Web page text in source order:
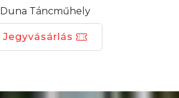
Duna Táncműhely
Jegyvásárlás